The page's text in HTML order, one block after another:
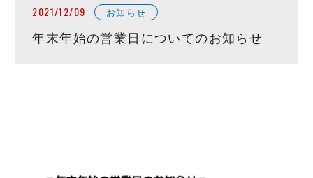
2021/12/09 お知らせ
年末年始の営業日についてのお知らせ